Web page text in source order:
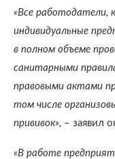
«Все работодатели,
индивидуальные
в полном объеме
санитарными
правовыми актами
том числе
прививок», – заявил
«В работе